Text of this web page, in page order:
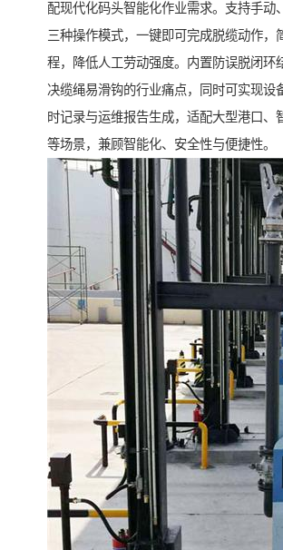
配现代化码头智能化作业需求。支持手动
三种操作模式，一键即可完成脱缆动作，
程，降低人工劳动强度。内置防误脱闭环
决缆绳易滑钩的行业痛点，同时可实现设
时记录与运维报告生成，适配大型港口、
等场景，兼顾智能化、安全性与便捷性。